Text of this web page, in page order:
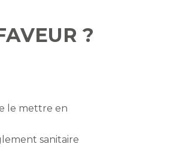
?
le mettre en
sanitaire